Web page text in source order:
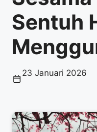
Sentuh
23 Januari 2026